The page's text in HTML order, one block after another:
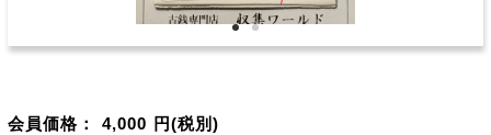
会員価格： 4,000 円(税別)